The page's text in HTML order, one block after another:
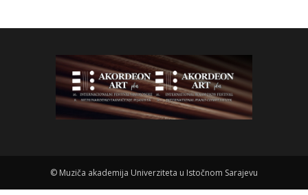
plus
© Muziča akademija Univerziteta u Istočnom Sarajevu